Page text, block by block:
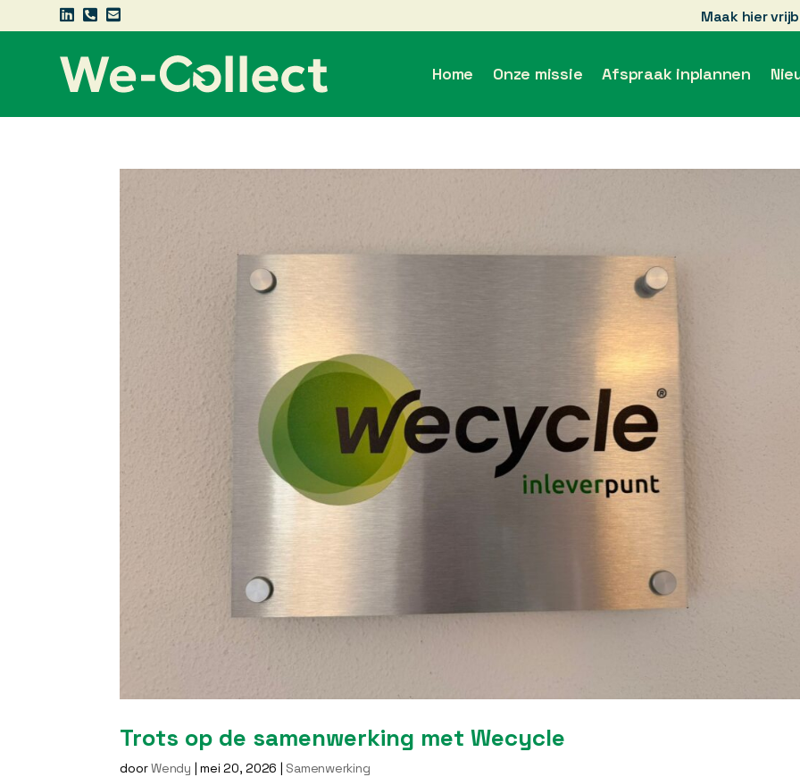
   Maak hier
Home Onze missie Afspraak inplannen
Trots op de samenwerking met Wecycle
doorWendy |mei 20, 2026 | Samenwerking